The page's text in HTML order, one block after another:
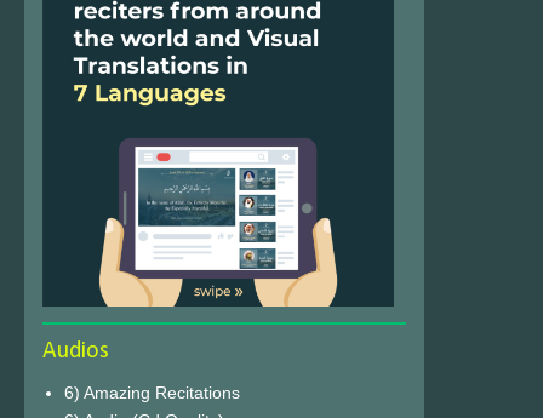
Audios
6) Amazing Recitations